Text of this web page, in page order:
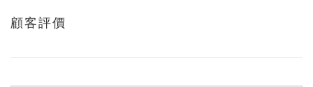
顧客評價